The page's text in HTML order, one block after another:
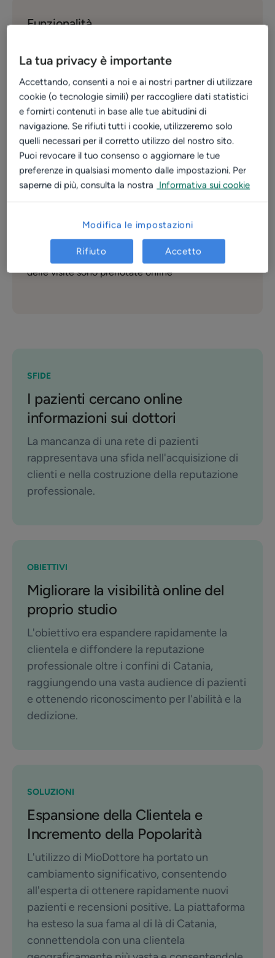
Funzionalità
~ 60
recensioni
200
+ 35%
delle visite sono prenotate online
SFIDE
I pazienti cercano online
informazioni sui dottori
La mancanza di una rete di pazienti
rappresentava una sfida nell'acquisizione di
clienti e nella costruzione della reputazione
professionale.
OBIETTIVI
Migliorare la visibilità online del
proprio studio
L'obiettivo era espandere rapidamente la
clientela e diffondere la reputazione
professionale oltre i confini di Catania,
raggiungendo una vasta audience di pazienti
e ottenendo riconoscimento per l'abilità e la
dedizione.
SOLUZIONI
Espansione della Clientela e
Incremento della Popolarità
L'utilizzo di MioDottore ha portato un
cambiamento significativo, consentendo
all'esperta di ottenere rapidamente nuovi
pazienti e recensioni positive. La piattaforma
ha esteso la sua fama al di là di Catania,
connettendola con una clientela
La tua privacy è importante
Accettando, consenti a noi e ai nostri partner di utilizzare
cookie (o tecnologie simili) per raccogliere dati statistici
e fornirti contenuti in base alle tue abitudini di
navigazione. Se rifiuti tutti i cookie, utilizzeremo solo
quelli necessari per il corretto utilizzo del nostro sito.
Puoi revocare il tuo consenso o aggiornare le tue
preferenze in qualsiasi momento dalle impostazioni. Per
saperne di più, consulta la nostra
Informativa sui cookie
Modifica le impostazioni
Rifiuto Accetto